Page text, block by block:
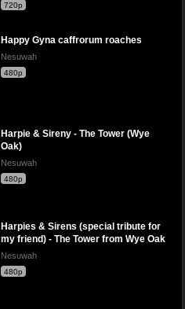
720p
Happy Gyna caffrorum roaches
Nesuwah
480p
Harpie & Sireny - The Tower (Wye
Oak)
Nesuwah
480p
Harpies & Sirens (special tribute for
my friend) - The Tower from Wye Oak
Nesuwah
480p